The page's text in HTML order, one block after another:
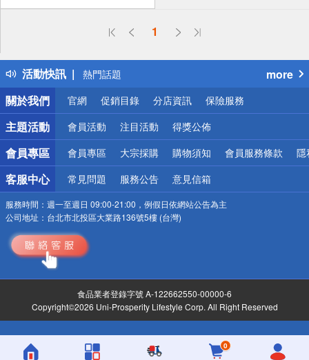
1
活動快訊
偏遠地區配送
得獎公告
熱門話題
銀行優惠
偏遠地區配送
詐騙網頁！請小心！
more
關於我們
官網 促銷目錄 分店資訊 保險服務
主題活動 會員活動 注目活動 得獎公佈
會員專區 會員專區 大宗採購 購物須知 會員服務條款 隱
客服中心 常見問題 服務公告 意見信箱
服務時間： 週一至週日 09:00-21:00，例假日依網站公告為主
公司地址： 台北市北投區大業路136號5樓 (台灣)
食品業者登錄字號 A-122662550-00000-6
Copyright©2026 Uni-Prosperity Lifestyle Corp. All Right Reserved
0